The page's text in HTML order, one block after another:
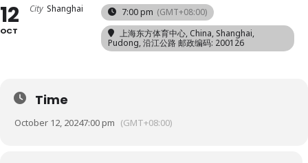
12
OCT
City Shanghai 7:00 pm (GMT+08:00)
上海东方体育中心, China, Shanghai,
Pudong, 沿江公路 邮政编码: 200126
Time
October 12, 20247:00 pm (GMT+08:00)